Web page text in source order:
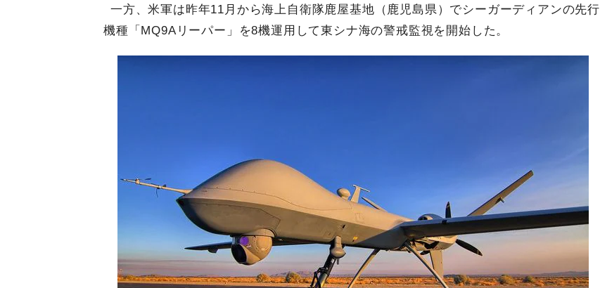
一方、米軍は昨年11月から海上自衛隊鹿屋基地（鹿児島県）でシーガーディアンの先行
機種「MQ9Aリーパー」を8機運用して東シナ海の警戒監視を開始した。